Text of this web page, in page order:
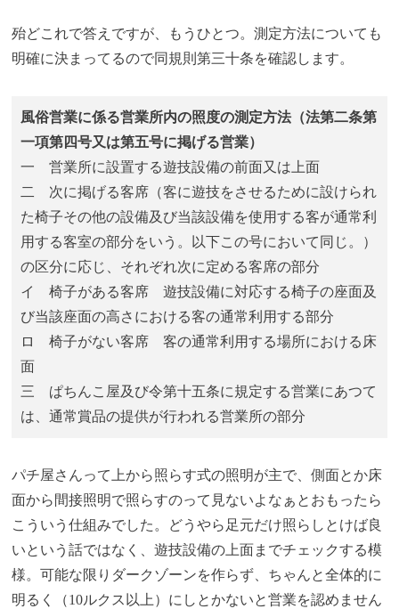
殆どこれで答えですが、もうひとつ。測定方法についても
明確に決まってるので同規則第三十条を確認します。
風俗営業に係る営業所内の照度の測定方法（法第二条第
一項第四号又は第五号に掲げる営業）
一 営業所に設置する遊技設備の前面又は上面
二 次に掲げる客席（客に遊技をさせるために設けられ
た椅子その他の設備及び当該設備を使用する客が通常利
用する客室の部分をいう。以下この号において同じ。）
の区分に応じ、それぞれ次に定める客席の部分
イ 椅子がある客席 遊技設備に対応する椅子の座面及
び当該座面の高さにおける客の通常利用する部分
ロ 椅子がない客席 客の通常利用する場所における床
面
三 ぱちんこ屋及び令第十五条に規定する営業にあつて
は、通常賞品の提供が行われる営業所の部分
パチ屋さんって上から照らす式の照明が主で、側面とか床
面から間接照明で照らすのって見ないよなぁとおもったら
こういう仕組みでした。どうやら足元だけ照らしとけば良
いという話ではなく、遊技設備の上面までチェックする模
様。可能な限りダークゾーンを作らず、ちゃんと全体的に
明るく（10ルクス以上）にしとかないと営業を認めません